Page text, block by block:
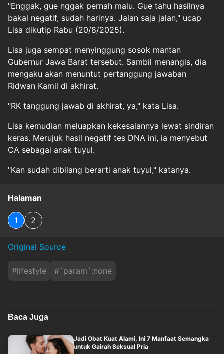
"Enggak, gue nggak pernah malu. Gue tahu hasilnya
bakal negatif, sudah harinya. Jalan saja jalan," ucap
Lisa dikutip Rabu (20/8/2025).
Lisa juga sempat menyinggung sosok mantan
Gubernur Jawa Barat tersebut. Sambil menangis, dia
mengaku akan menuntut pertanggung jawaban
Ridwan Kamil di akhirat.
"RK tanggung jawab di akhirat, ya," kata Lisa.
Lisa kemudian meluapkan kekesalannya lewat sindiran
keras. Merujuk hasil negatif tes DNA ini, ia menyebut
CA sebagai anak tuyul.
"Kan sudah dibilang berarti anak tuyul," katanya.
Halaman
1 2
Original Source
#lifestyle #`param`:none
Baca Juga
Jadi Obat Kuat Alami, Ini 7 Manfaat Semangka
untuk Gairah Seksual Pria